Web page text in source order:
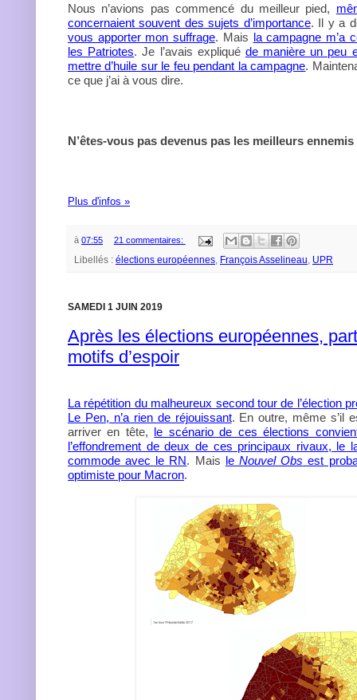
Nous n’avions pas commencé du meilleur pied,
concernaient souvent des sujets d’importance. Il y a
vous apporter mon suffrage. Mais
la campagne m’a
les Patriotes. Je l’avais expliqué de manière un peu
mettre d’huile sur le feu pendant la campagne.
ce que j’ai à vous dire.
N’êtes-vous pas devenus pas les meilleurs ennemis
Plus d'infos »
à 07:55 21 commentaires:
Libellés : élections européennes, François Asselineau, UPR
SAMEDI 1 JUIN 2019
Après les élections européennes,
motifs d’espoir
La répétition du malheureux second tour de l’élection
Le Pen, n’a rien de réjouissant. En outre, même s’il
arriver en tête,
le scénario de ces élections
l’effondrement de deux de ces principaux rivaux, le
commode avec le RN. Mais leNouvel Obs est
optimiste pour Macron.